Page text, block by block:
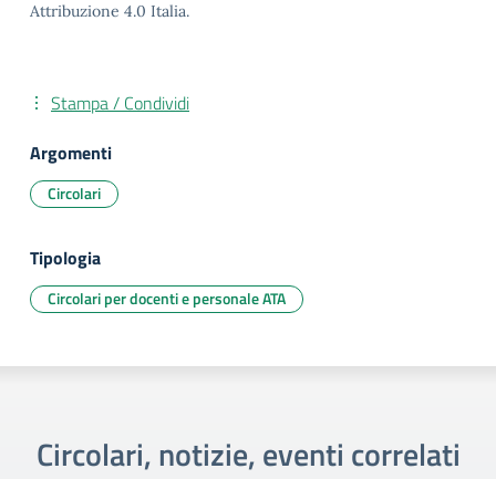
Attribuzione 4.0 Italia.
Stampa / Condividi
Argomenti
Circolari
Tipologia
Circolari per docenti e personale ATA
Circolari, notizie, eventi correlati